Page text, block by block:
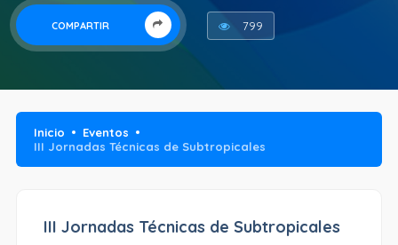
COMPARTIR 799
Inicio
Eventos
III Jornadas Técnicas de Subtropicales
III Jornadas Técnicas de Subtropicales